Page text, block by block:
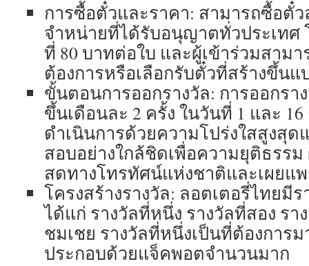
การซื้อตั๋วและราคา: สามารถซื้อตั๋
จำหน่ายที่ได้รับอนุญาตทั่วประเทศ
ที่ 80 บาทต่อใบ และผู้เข้าร่วมสาม
ต้องการหรือเลือกรับตั๋วที่สร้างขึ้น
ขั้นตอนการออกรางวัล: การออกรา
ขึ้นเดือนละ 2 ครั้ง ในวันที่ 1 และ
ดำเนินการด้วยความโปร่งใสสูงสุด
สอบอย่างใกล้ชิดเพื่อความยุติธรร
สดทางโทรทัศน์แห่งชาติและเผยแ
โครงสร้างรางวัล: ลอตเตอรี่ไทยมี
ได้แก่ รางวัลที่หนึ่ง รางวัลที่สอง รา
ชมเชย รางวัลที่หนึ่งเป็นที่ต้องการ
ประกอบด้วยแจ็คพอตจำนวนมาก